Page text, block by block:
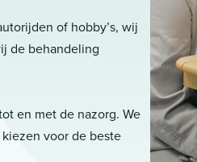
of hobby’s, wij
de behandeling
en met de nazorg. We
voor de beste